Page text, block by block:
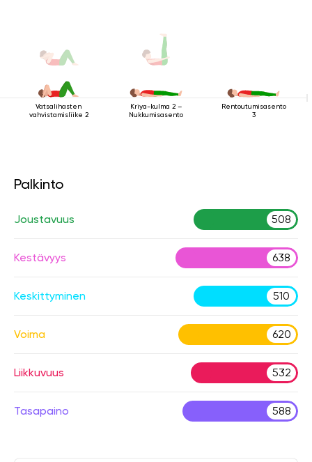
Vatsalihasten
vahvistamisliike 2
Kriya-kulma 2 –
Nukkumisasento
Rentoutumisasento
3
Palkinto
Joustavuus 508
Kestävyys 638
Keskittyminen 510
Voima 620
Liikkuvuus 532
Tasapaino 588